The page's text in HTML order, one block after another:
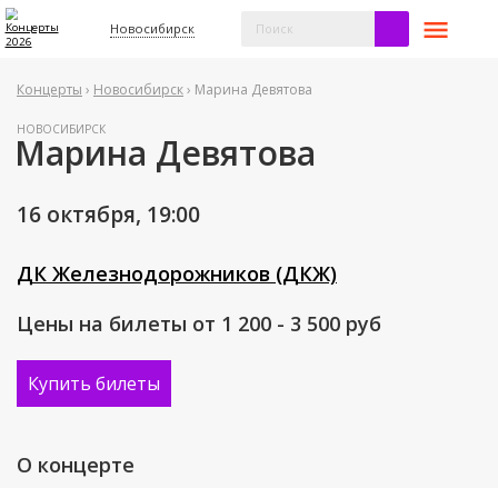
Новосибирск
Концерты › Новосибирск› Марина Девятова
НОВОСИБИРСК
Марина Девятова
16 октября, 19:00
ДК Железнодорожников (ДКЖ)
Цены на билеты от 1 200 - 3 500 руб
Купить билеты
О концерте